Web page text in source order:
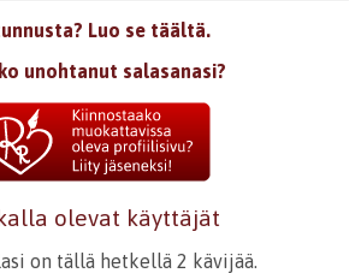
Luo se täältä.
unohtanut salasanasi?
olevat käyttäjät
on tällä hetkellä 2 kävijää.